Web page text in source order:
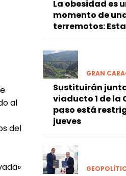
al
del
La obesidad es
momento de
terremotos:
GRAN
Sustituirán
viaducto 1 de la
paso está
jueves